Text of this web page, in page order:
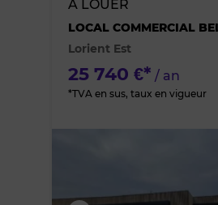
À LOUER
LOCAL COMMERCIAL
Lorient Est
25 740 €* / an
*TVA en sus, taux en vigueur